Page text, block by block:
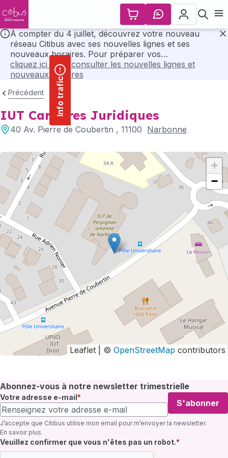
principal
À compter du 4 juillet, découvrez votre nouveau
réseau Citibus avec ses nouvelles lignes et ses
nouveaux horaires. Pour préparer vos
déplacements, consultez l’ensemble des horaires et
les plans du nouveau réseau en cliquant ci-dessous..
cliquez ici pour consulter les nouvelles lignes et
nouveaux horaires
Info trafic
Précédent
IUT Carrières Juridiques
40 Av. Pierre de Coubertin , 11100 Narbonne
+
−
Leaflet | © OpenStreetMap contributors
Abonnez-vous à notre newsletter trimestrielle
Votre adresse e-mail
S'abonner
J’accepte que Citibus utilise mon email pour m’envoyer la newsletter.
En savoir plus.
Champ requis
Veuillez confirmer que vous n'êtes pas un robot.
Panneau de gestion des cookies